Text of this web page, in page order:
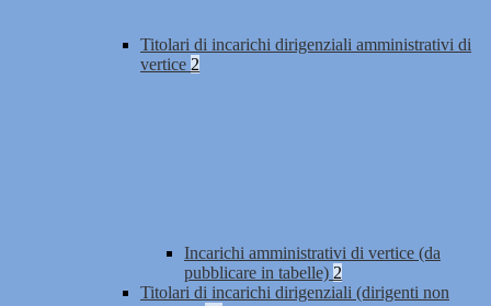
Titolari di incarichi dirigenziali amministrativi di
vertice 2
Incarichi amministrativi di vertice (da
pubblicare in tabelle) 2
Titolari di incarichi dirigenziali (dirigenti non